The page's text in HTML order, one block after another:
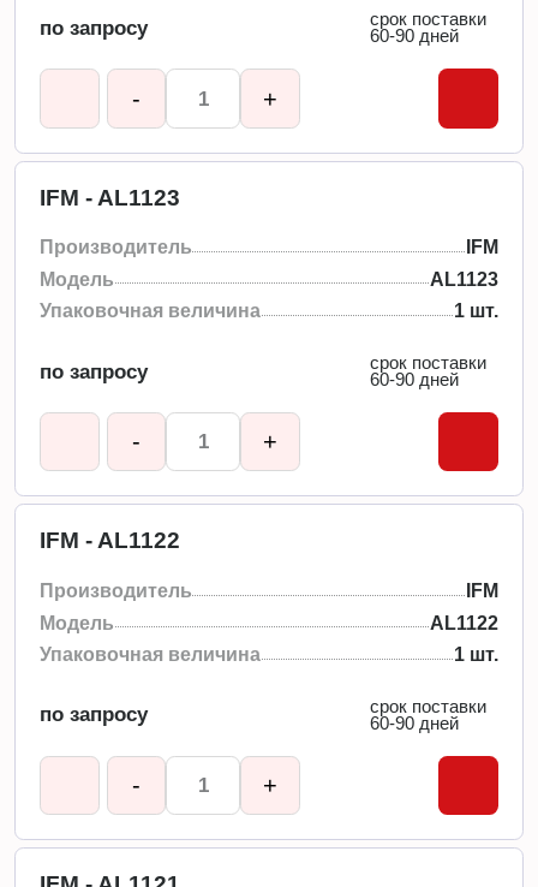
по запросу
срок поставки
60-90 дней
- +
IFM - AL1123
Производитель
IFM
Модель
AL1123
Упаковочная величина
1 шт.
по запросу
срок поставки
60-90 дней
- +
IFM - AL1122
Производитель
IFM
Модель
AL1122
Упаковочная величина
1 шт.
по запросу
срок поставки
60-90 дней
- +